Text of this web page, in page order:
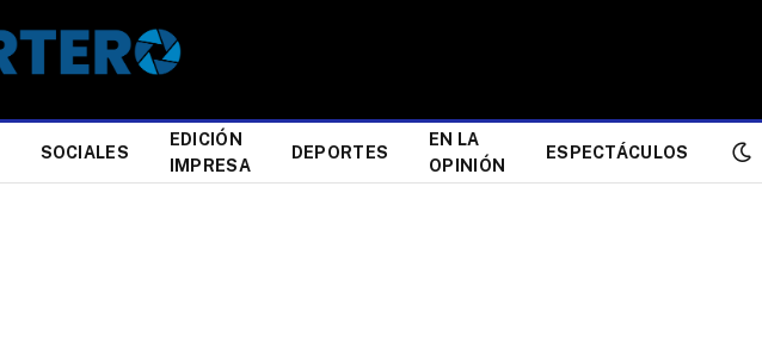
SOCIALES
EDICIÓN
IMPRESA
DEPORTES
EN LA
OPINIÓN
ESPECTÁCULOS